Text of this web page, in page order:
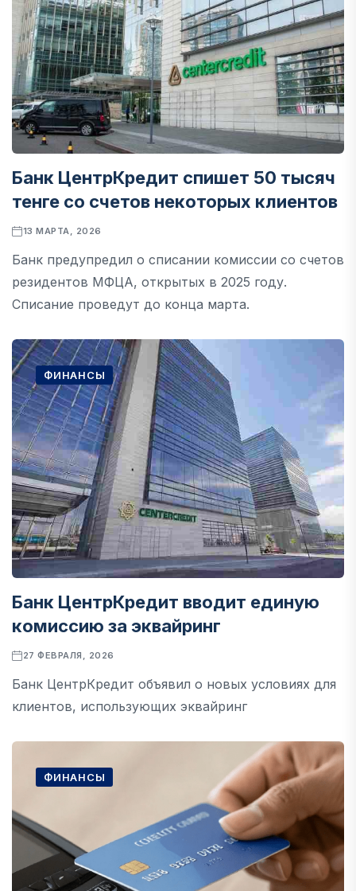
Банк ЦентрКредит спишет 50 тысяч
тенге со счетов некоторых клиентов
13 МАРТА, 2026
Банк предупредил о списании комиссии со счетов
резидентов МФЦА, открытых в 2025 году.
Списание проведут до конца марта.
ФИНАНСЫ
Банк ЦентрКредит вводит единую
комиссию за эквайринг
27 ФЕВРАЛЯ, 2026
Банк ЦентрКредит объявил о новых условиях для
клиентов, использующих эквайринг
ФИНАНСЫ